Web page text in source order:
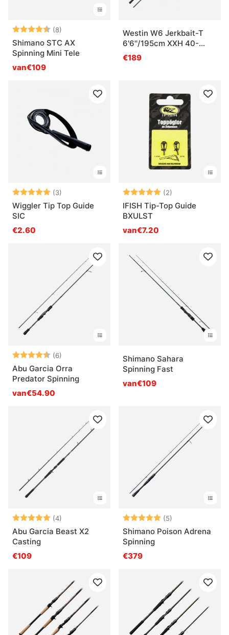
Beoordeling:
(8)
Shimano STC AX
Spinning Mini Tele
van€109
Westin W6 Jerkbait-T
6'6''/195cm XXH 40-
130g 1+1sec Casting
€189
Beoordeling:
(3)
Wiggler Tip Top Guide
SIC
€2.60
Beoordeling:
(2)
IFISH Tip-Top Guide
BXULST
van€7.20
Beoordeling:
(6)
Abu Garcia Orra
Predator Spinning
van€54.90
Shimano Sahara
Spinning Fast
van€109
Beoordeling:
(4)
Abu Garcia Beast X2
Casting
€109
Beoordeling:
(5)
Shimano Poison Adrena
Spinning
€379